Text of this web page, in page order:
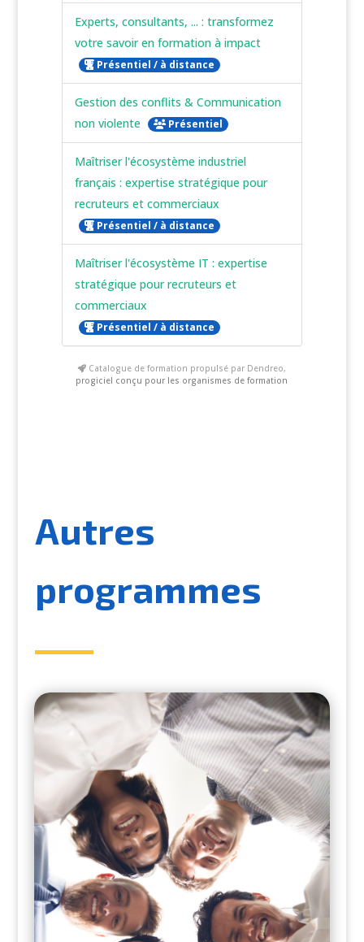
Experts, consultants, ... : transformez
votre savoir en formation à impact
Présentiel / à distance
Gestion des conflits & Communication
non violente
Présentiel
Maîtriser l'écosystème industriel
français : expertise stratégique pour
recruteurs et commerciaux
Présentiel / à distance
Maîtriser l'écosystème IT : expertise
stratégique pour recruteurs et
commerciaux
Présentiel / à distance
Catalogue de formation propulsé par Dendreo,
progiciel conçu pour les organismes de formation
Autres
programmes